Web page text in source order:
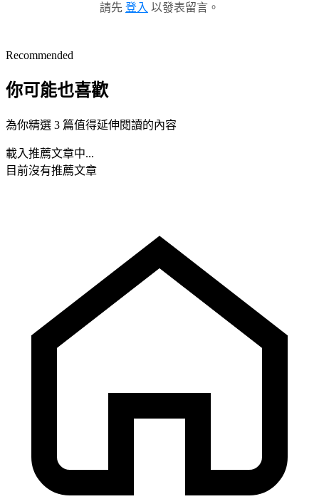
請先 登入 以發表留言。
Recommended
你可能也喜歡
為你精選 3 篇值得延伸閱讀的內容
載入推薦文章中...
目前沒有推薦文章